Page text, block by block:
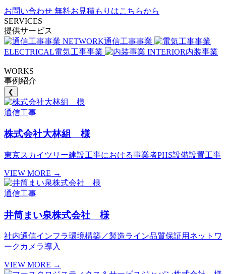
お問い合わせ 無料お見積もりはこちらから
SERVICES
提供サービス
NETWORK通信工事事業
ELECTRICAL電気工事事業 INTERIOR内装事業
WORKS
事例紹介
❮
通信工事
株式会社大林組 様
東京スカイツリー建設工事における事業者PHS設備設置工事
VIEW MORE →
通信工事
井筒まい泉株式会社 様
社内通信インフラ環境構築／製造ライン品質保証用ネットワ
ークカメラ導入
VIEW MORE →